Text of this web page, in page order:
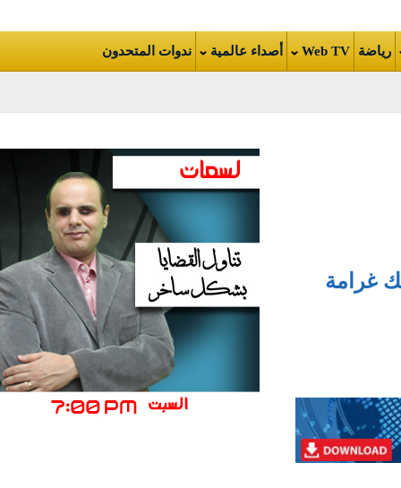
Web TV أصداء عالمية ندوات المتحدون
آلاف فرانك غرامة